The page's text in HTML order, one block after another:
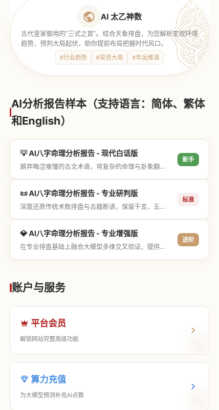
AI 太乙神数
古代皇家御用的“三式之首”。结合天象排盘，为您解析宏观环境
趋势，预判大局起伏，助你提前布局把握时代风口。
#行业趋势 #投资大局 #年运推演
AI分析报告样本（支持语言：简体、繁体
和English）
💡 AI八字命理分析报告 - 现代白话版
摒弃晦涩难懂的古文术语，将复杂的命理与卦象翻译成通俗易懂的现代大白话，直击结果与生活建议，零门槛轻松阅读。
新手
📜 AI八字命理分析报告 - 专业研判版
深度还原传统术数排盘与古籍断语，保留干支、五行与神煞等专业术语，适合追求严谨考证与具备易学基础的用户。
标准
💎 AI八字命理分析报告 - 专业增强版
在专业排盘基础上融合大模型多维交叉验证，提供更详尽的流年推演、应期运筹、象意深度剖析，以及全方位的运筹决策指导。
进阶
账户与服务
平台会员
解锁网站完整高级功能
算力充值
为大模型预测补充AI点数